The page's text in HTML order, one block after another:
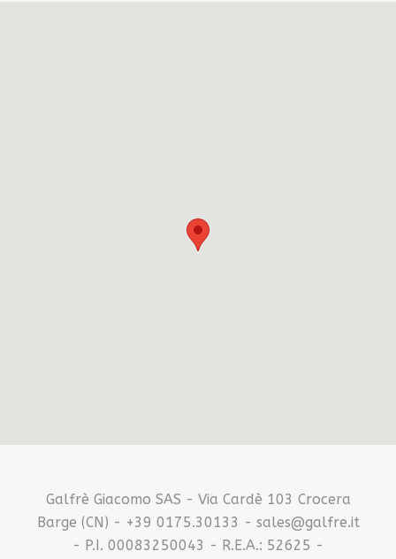
Galfrè Giacomo SAS - Via Cardè 103 Crocera
Barge (CN) - +39 0175.30133 - sales@galfre.it
- P.I. 00083250043 - R.E.A.: 52625 -